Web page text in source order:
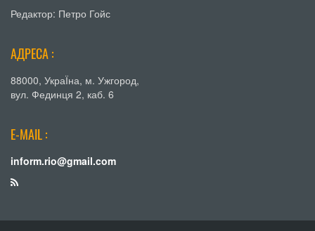
Редактор: Петро Гойс
АДРЕСА :
88000, УкраЇна, м. Ужгород,
вул. Фединця 2, каб. 6
E-MAIL :
inform.rio@gmail.com